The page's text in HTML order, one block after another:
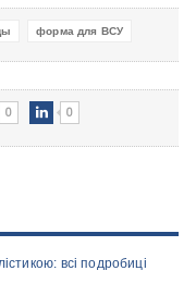
форма для ВСУ
0 0
всі подробиці